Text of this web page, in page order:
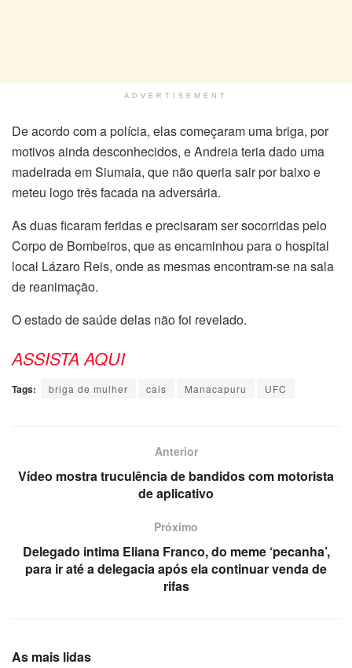
ADVERTISEMENT
De acordo com a polícia, elas começaram uma briga, por
motivos ainda desconhecidos, e Andreia teria dado uma
madeirada em Siumaia, que não queria sair por baixo e
meteu logo três facada na adversária.
As duas ficaram feridas e precisaram ser socorridas pelo
Corpo de Bombeiros, que as encaminhou para o hospital
local Lázaro Reis, onde as mesmas encontram-se na sala
de reanimação.
O estado de saúde delas não foi revelado.
ASSISTA AQUI
Tags: briga de mulher cais Manacapuru UFC
Anterior
Vídeo mostra truculência de bandidos com motorista
de aplicativo
Próximo
Delegado intima Eliana Franco, do meme ‘pecanha’,
para ir até a delegacia após ela continuar venda de
rifas
As mais lidas